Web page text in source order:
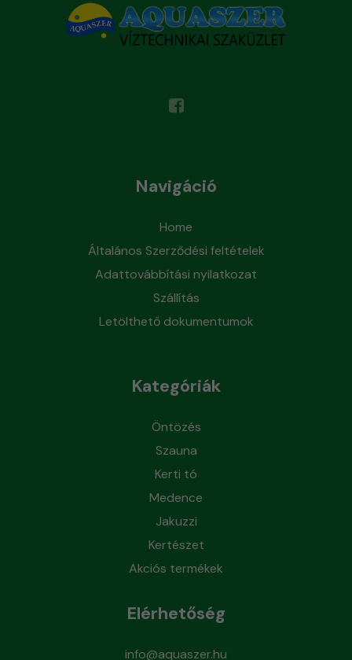
Navigáció
Home
Általános Szerződési feltételek
Adattovábbítási nyilatkozat
Szállítás
Letölthető dokumentumok
Kategóriák
Öntözés
Szauna
Kerti tó
Medence
Jakuzzi
Kertészet
Akciós termékek
Elérhetőség
info@aquaszer.hu